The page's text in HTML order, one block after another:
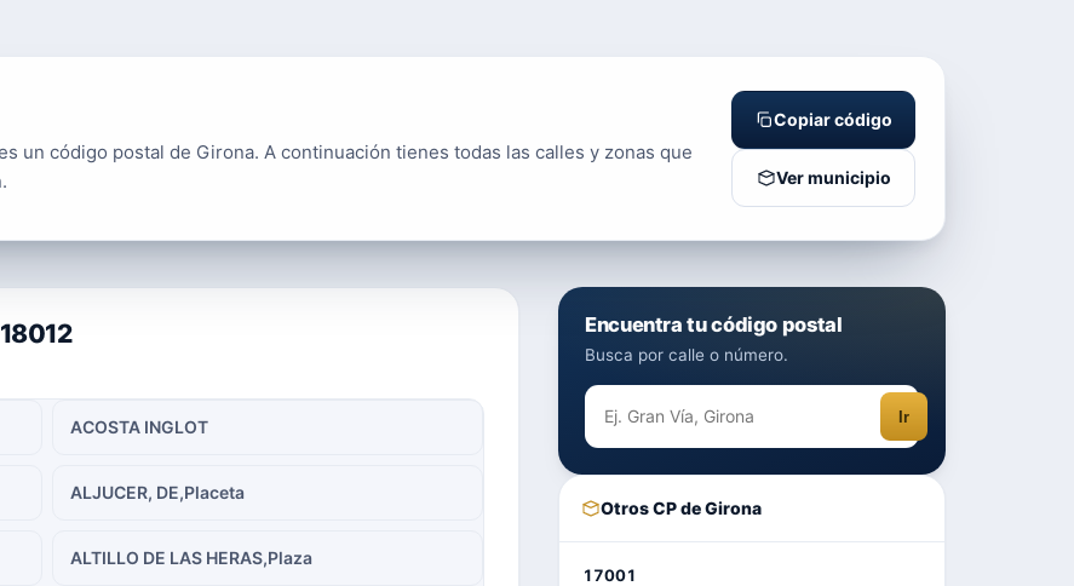
un código postal de Girona. A continuación tienes todas las calles y zonas que
Copiar código
Ver municipio
ACOSTA INGLOT
ALJUCER, DE,Placeta
ALTILLO DE LAS HERAS,Plaza
Encuentra tu código postal
Busca por calle o número.
Ir
Otros CP de Girona
17001